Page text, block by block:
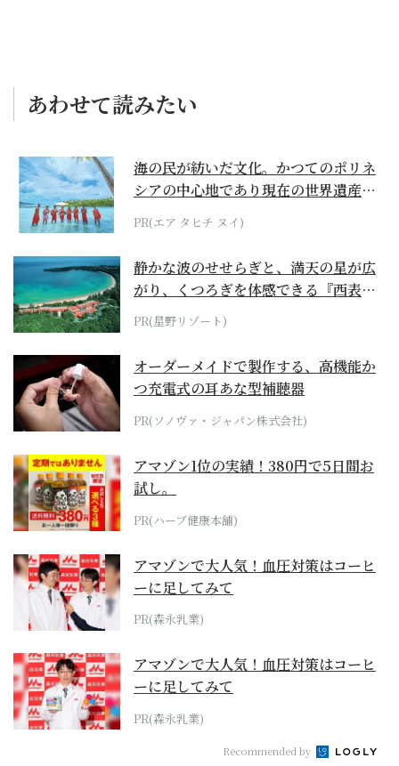
あわせて読みたい
海の民が紡いだ文化。かつてのポリネ
シアの中心地であり現在の世界遺産か
らみえてくる...
PR(エア タヒチ ヌイ)
静かな波のせせらぎと、満天の星が広
がり、くつろぎを体感できる『西表島
ホテル by...
PR(星野リゾート)
オーダーメイドで製作する、高機能か
つ充電式の耳あな型補聴器
PR(ソノヴァ・ジャパン株式会社)
アマゾン1位の実績！380円で5日間お
試し。
PR(ハーブ健康本舗)
アマゾンで大人気！血圧対策はコーヒ
ーに足してみて
PR(森永乳業)
アマゾンで大人気！血圧対策はコーヒ
ーに足してみて
PR(森永乳業)
Recommended by